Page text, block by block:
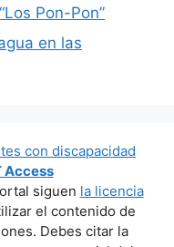
Pon-Pon”
en las
con discapacidad
Access
siguen la licencia
el contenido de
Debes citar la